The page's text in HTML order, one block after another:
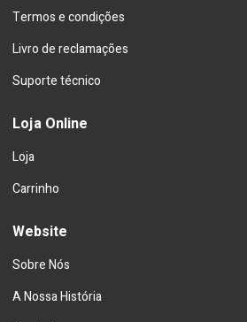
Termos e condições
Livro de reclamações
Suporte técnico
Loja Online
Loja
Carrinho
Website
Sobre Nós
A Nossa História